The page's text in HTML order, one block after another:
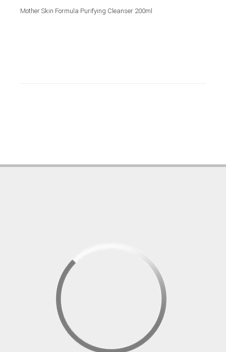
Mother Skin Formula Purifying Cleanser 200ml